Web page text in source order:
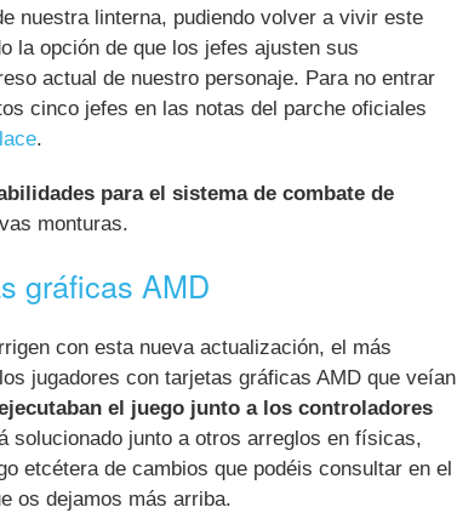
nuestra linterna, pudiendo volver a vivir este
la opción de que los jefes ajusten sus
actual de nuestro personaje. Para no entrar
cinco jefes en las notas del parche oficiales
.
para el sistema de combate de
monturas.
gráficas AMD
con esta nueva actualización, el más
jugadores con tarjetas gráficas AMD que veían
el juego junto a los controladores
solucionado junto a otros arreglos en físicas,
etcétera de cambios que podéis consultar en el
os dejamos más arriba.